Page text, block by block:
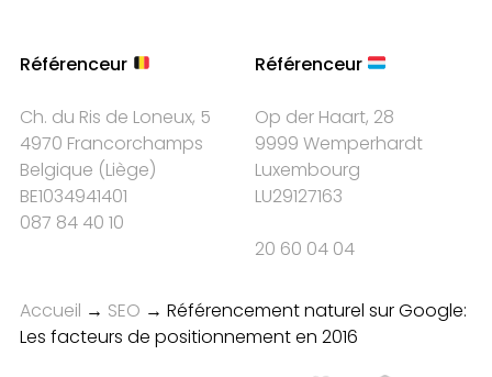
Référenceur
Ch. du Ris de Loneux, 5
4970 Francorchamps
Belgique (Liège)
BE1034941401
087 84 40 10
Référenceur
Op der Haart, 28
9999 Wemperhardt
Luxembourg
LU29127163
20 60 04 04
Accueil → SEO → Référencement naturel sur Google:
Les facteurs de positionnement en 2016